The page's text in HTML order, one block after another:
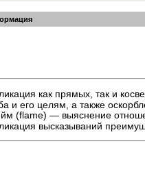
как прямых, так и
и его целям, а также
(flame) — выяснение
высказываний